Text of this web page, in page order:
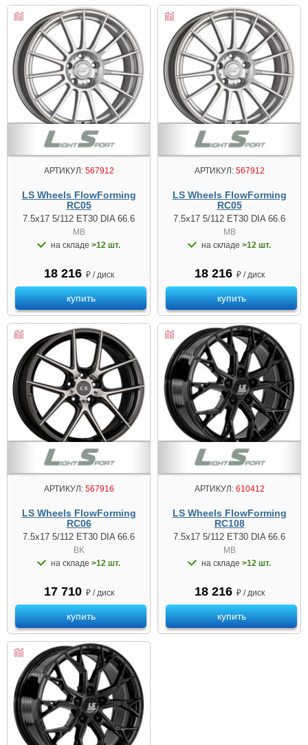
АРТИКУЛ:567912
LS Wheels FlowForming
RC05
7.5x17 5/112 ET30 DIA 66.6
MB
на складе >12 шт.
18 216 ₽ / диск
купить
АРТИКУЛ:567912
LS Wheels FlowForming
RC05
7.5x17 5/112 ET30 DIA 66.6
MB
на складе >12 шт.
18 216 ₽ / диск
купить
АРТИКУЛ:567916
LS Wheels FlowForming
RC06
7.5x17 5/112 ET30 DIA 66.6
BK
на складе >12 шт.
17 710 ₽ / диск
купить
АРТИКУЛ:610412
LS Wheels FlowForming
RC108
7.5x17 5/112 ET30 DIA 66.6
MB
на складе >12 шт.
18 216 ₽ / диск
купить